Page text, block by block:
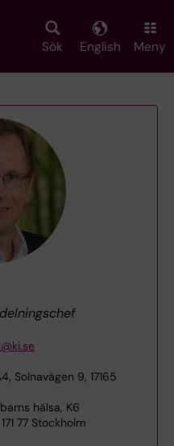
Sök English Meny
Solnavägen 9, 17165
hälsa, K6
77 Stockholm